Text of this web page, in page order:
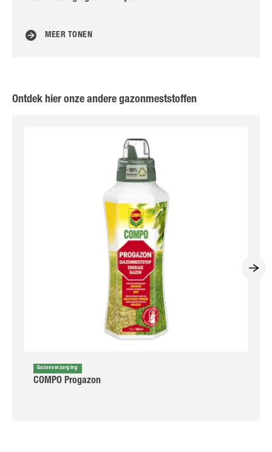
MEER TONEN
Ontdek hier onze andere gazonmeststoffen
Gazonverzorging
COMPO Progazon